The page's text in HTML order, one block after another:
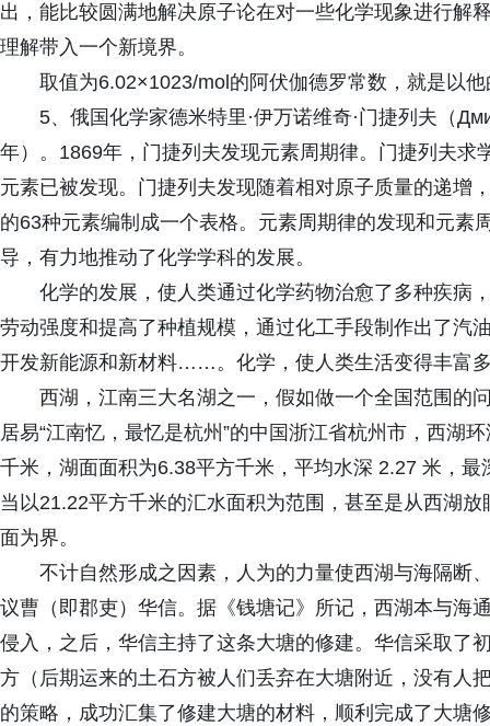
出，能比较圆满地解决原子论在对一些化学现象进行解
理解带入一个新境界。
取值为6.02×1023/mol的阿伏伽德罗常数，就是以
5、俄国化学家德米特里·伊万诺维奇·门捷列夫（
年）。1869年，门捷列夫发现元素周期律。门捷列夫
元素已被发现。门捷列夫发现随着相对原子质量的递增
的63种元素编制成一个表格。元素周期律的发现和元素
导，有力地推动了化学学科的发展。
化学的发展，使人类通过化学药物治愈了多种疾病
劳动强度和提高了种植规模，通过化工手段制作出了汽
开发新能源和新材料……。化学，使人类生活变得丰富
西湖，江南三大名湖之一，假如做一个全国范围的
居易“江南忆，最忆是杭州”的中国浙江省杭州市，西湖
千米，湖面面积为6.38平方千米，平均水深 2.27 米，
当以21.22平方千米的汇水面积为范围，甚至是从西湖
面为界。
不计自然形成之因素，人为的力量使西湖与海隔断
议曹（即郡吏）华信。据《钱塘记》所记，西湖本与海
侵入，之后，华信主持了这条大塘的修建。华信采取了
方（后期运来的土石方被人们丢弃在大塘附近，没有人
的策略，成功汇集了修建大塘的材料，顺利完成了大塘